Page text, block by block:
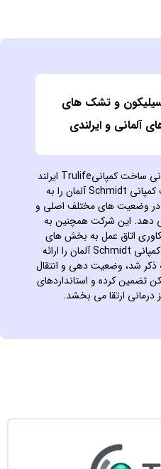
و تشک های
آلمانی و ایرلندی
شرکت نیپاک محصولات سیلیکونی ساخت کمپانیTrulife ایرلند
و تشک های پوزیشن ساخت کمپانی Schmidt آلمان را به
وضعیت های مختلف اصلی و
می دهد. این شرکت همچنین به
اتاق عمل به بخش های
مختلف، رول های انتقال بیمار کمپانی Schmidt آلمان را ارائه
شد، وضعیت دهی و انتقال
تضمین کرده و استانداردهای
درمانی ارتقا می بخشد.